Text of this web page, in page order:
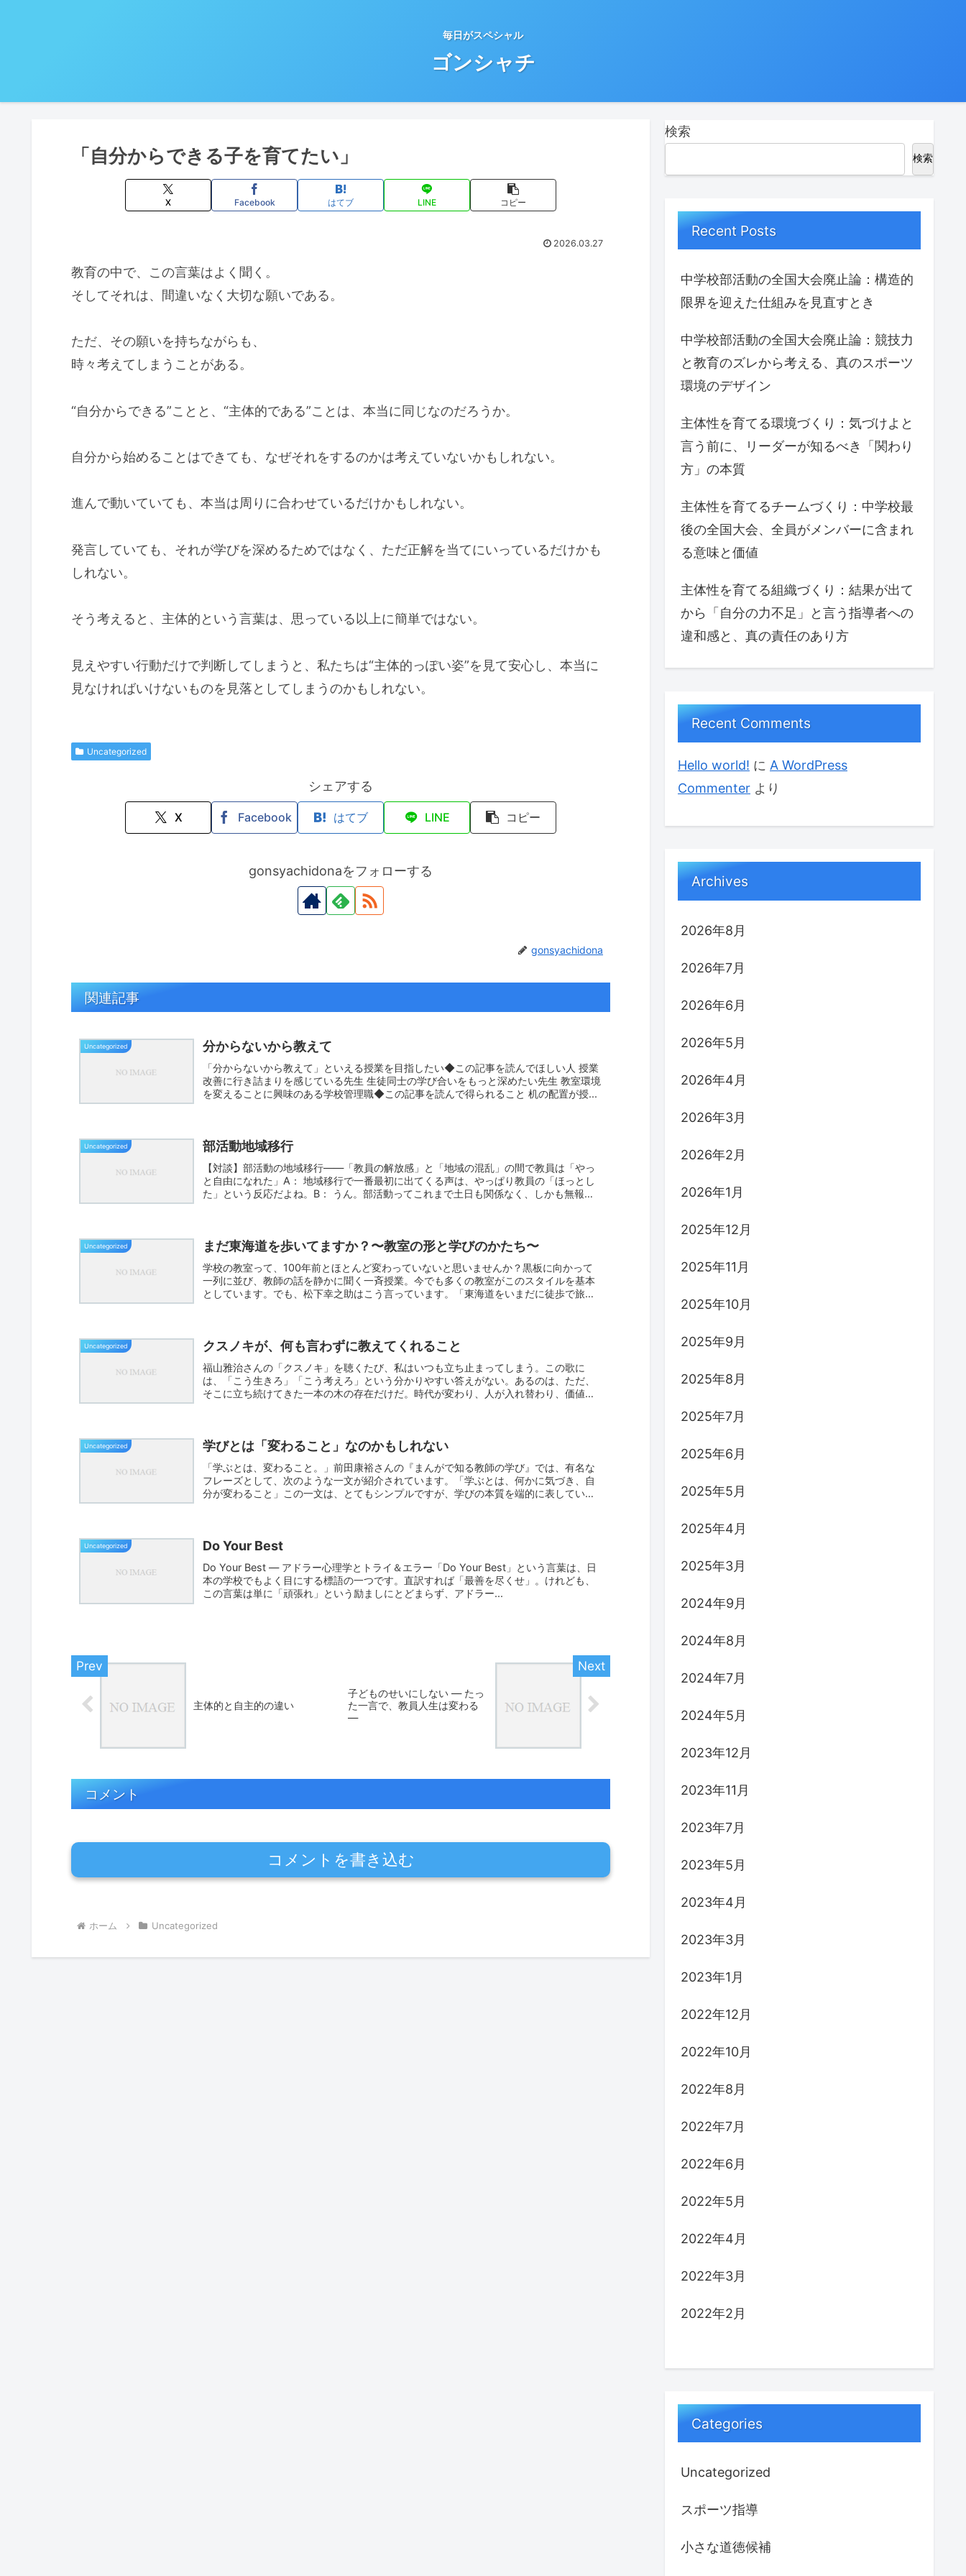
毎日がスペシャル
ゴンシャチ
「自分からできる子を育てたい」
X Facebook はてブ LINE コピー
2026.03.27
教育の中で、この言葉はよく聞く。
そしてそれは、間違いなく大切な願いである。
ただ、その願いを持ちながらも、
時々考えてしまうことがある。
“自分からできる”ことと、“主体的である”ことは、本当に同じなのだろうか。
自分から始めることはできても、なぜそれをするのかは考えていないかもしれない。
進んで動いていても、本当は周りに合わせているだけかもしれない。
発言していても、それが学びを深めるためではなく、ただ正解を当てにいっているだけかも
しれない。
そう考えると、主体的という言葉は、思っている以上に簡単ではない。
見えやすい行動だけで判断してしまうと、私たちは“主体的っぽい姿”を見て安心し、本当に
見なければいけないものを見落としてしまうのかもしれない。
Uncategorized
シェアする
X Facebook はてブ LINE コピー
gonsyachidonaをフォローする
gonsyachidona
関連記事
Uncategorized 分からないから教えて
「分からないから教えて」といえる授業を目指したい◆この記事を読んでほしい人 授業
改善に行き詰まりを感じている先生 生徒同士の学び合いをもっと深めたい先生 教室環境
を変えることに興味のある学校管理職◆この記事を読んで得られること 机の配置が授...
Uncategorized 部活動地域移行
【対談】部活動の地域移行――「教員の解放感」と「地域の混乱」の間で教員は「やっ
と自由になれた」A： 地域移行で一番最初に出てくる声は、やっぱり教員の「ほっとし
た」という反応だよね。B： うん。部活動ってこれまで土日も関係なく、しかも無報酬
Uncategorized まだ東海道を歩いてますか？〜教室の形と学びのかたち〜
学校の教室って、100年前とほとんど変わっていないと思いませんか？黒板に向かって
一列に並び、教師の話を静かに聞く一斉授業。今でも多くの教室がこのスタイルを基本
としています。でも、松下幸之助はこう言っています。「東海道をいまだに徒歩で旅し
Uncategorized クスノキが、何も言わずに教えてくれること
福山雅治さんの「クスノキ」を聴くたび、私はいつも立ち止まってしまう。この歌に
は、「こう生きろ」「こう考えろ」という分かりやすい答えがない。あるのは、ただ、
そこに立ち続けてきた一本の木の存在だけだ。時代が変わり、人が入れ替わり、価値観
Uncategorized 学びとは「変わること」なのかもしれない
「学ぶとは、変わること。」前田康裕さんの『まんがで知る教師の学び』では、有名な
フレーズとして、次のような一文が紹介されています。「学ぶとは、何かに気づき、自
分が変わること」この一文は、とてもシンプルですが、学びの本質を端的に表していま
Uncategorized Do Your Best
Do Your Best ― アドラー心理学とトライ＆エラー「Do Your Best」という言葉は、日
本の学校でもよく目にする標語の一つです。直訳すれば「最善を尽くせ」。けれども、
この言葉は単に「頑張れ」という励ましにとどまらず、アドラー...
主体的と自主的の違い
子どものせいにしない ― たっ
た一言で、教員人生は変わる
―
コメント
コメントを書き込む
ホーム Uncategorized
検索
検索
Recent Posts
中学校部活動の全国大会廃止論：構造的
限界を迎えた仕組みを見直すとき
中学校部活動の全国大会廃止論：競技力
と教育のズレから考える、真のスポーツ
環境のデザイン
主体性を育てる環境づくり：気づけよと
言う前に、リーダーが知るべき「関わり
方」の本質
主体性を育てるチームづくり：中学校最
後の全国大会、全員がメンバーに含まれ
る意味と価値
主体性を育てる組織づくり：結果が出て
から「自分の力不足」と言う指導者への
違和感と、真の責任のあり方
Recent Comments
Hello world! に A WordPress
Commenter より
Archives
2026年8月
2026年7月
2026年6月
2026年5月
2026年4月
2026年3月
2026年2月
2026年1月
2025年12月
2025年11月
2025年10月
2025年9月
2025年8月
2025年7月
2025年6月
2025年5月
2025年4月
2025年3月
2024年9月
2024年8月
2024年7月
2024年5月
2023年12月
2023年11月
2023年7月
2023年5月
2023年4月
2023年3月
2023年1月
2022年12月
2022年10月
2022年8月
2022年7月
2022年6月
2022年5月
2022年4月
2022年3月
2022年2月
Categories
Uncategorized
スポーツ指導
小さな道徳候補